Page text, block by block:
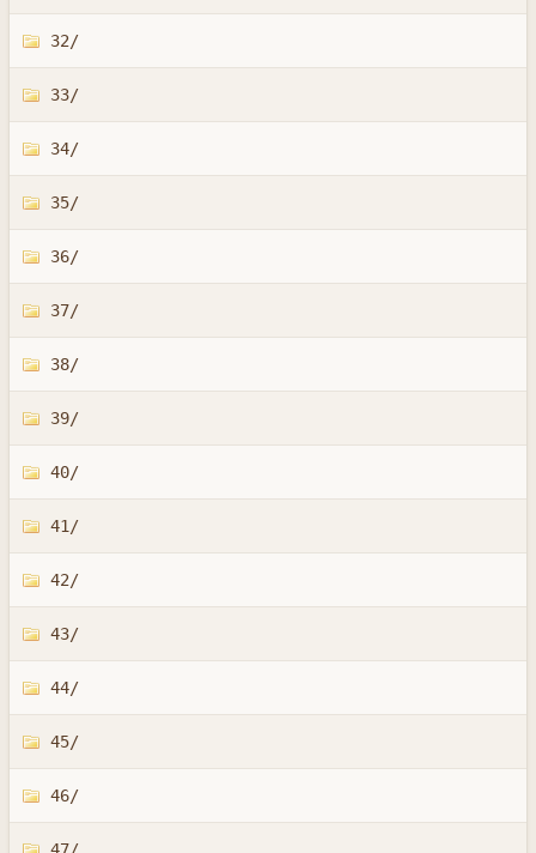
32/
33/
34/
35/
36/
37/
38/
39/
40/
41/
42/
43/
44/
45/
46/